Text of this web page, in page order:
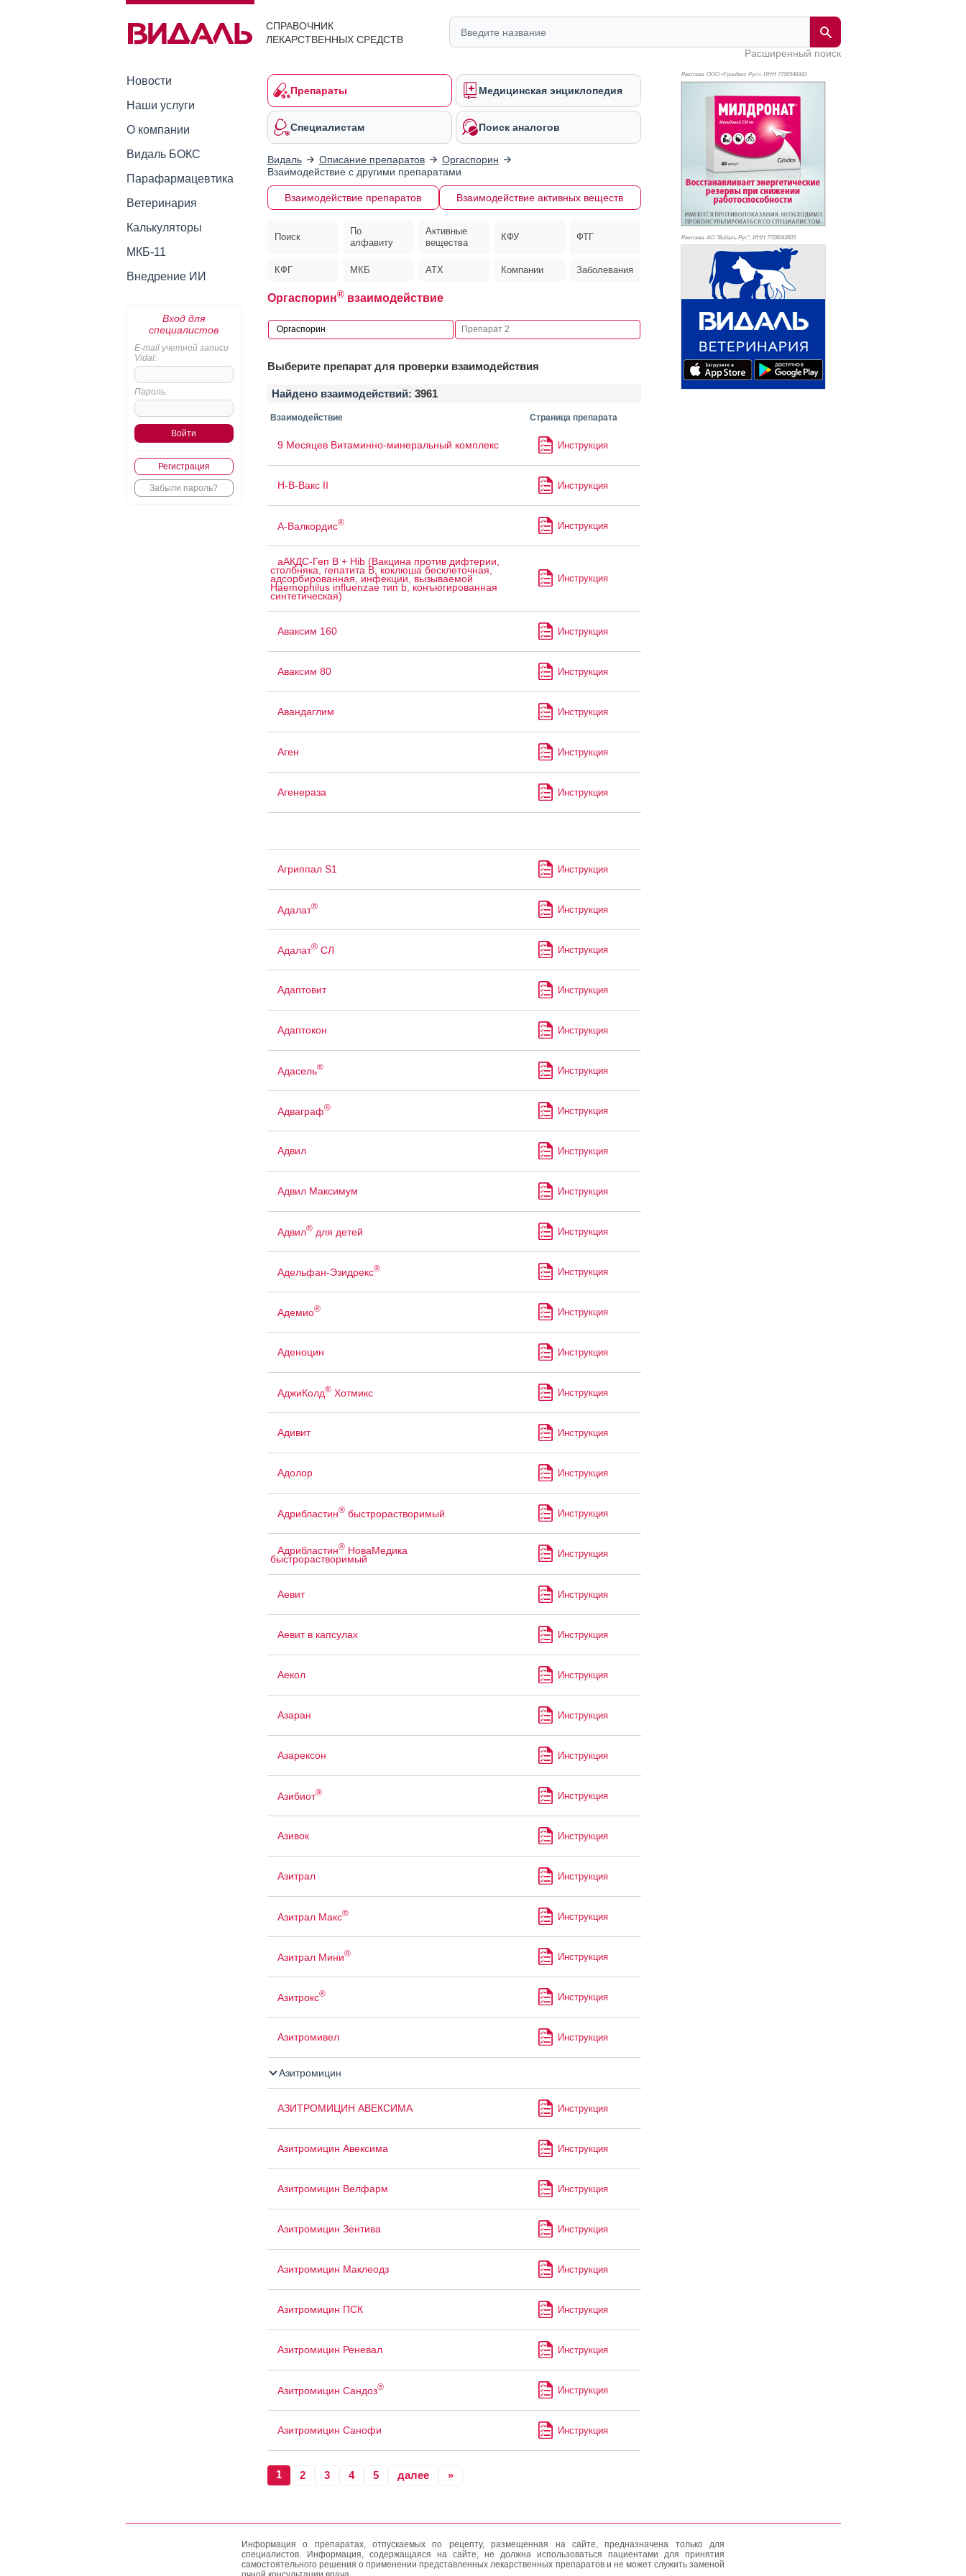
СПРАВОЧНИК
ЛЕКАРСТВЕННЫХ СРЕДСТВ
Расширенный поиск
Новости
Наши услуги
О компании
Видаль БОКС
Парафармацевтика
Ветеринария
Калькуляторы
МКБ-11
Внедрение ИИ
Вход для
специалистов
E-mail учетной записи
Vidal:
Пароль:
Регистрация
Забыли пароль?
Препараты Медицинская энциклопедия
Специалистам Поиск аналогов
Видаль Описание препаратов
Оргаспорин
Взаимодействие с другими препаратами
Взаимодействие препаратов Взаимодействие активных веществ
Поиск
По
алфавиту
Активные
вещества
КФУ ФТГ
КФГ МКБ АТХ Компании Заболевания
Оргаспорин®взаимодействие
Выберите препарат для проверки взаимодействия
Найдено взаимодействий: 3961
Взаимодействие Страница препарата
9 Месяцев Витаминно-минеральный комплекс Инструкция
H-B-Вакс II Инструкция
А-Валкордис® Инструкция
аАКДС-Геп B + Hib (Вакцина против дифтерии,
столбняка, гепатита B, коклюша бесклеточная,
адсорбированная, инфекции, вызываемой
Haemophilus influenzae тип b, конъюгированная
синтетическая)
Инструкция
Аваксим 160 Инструкция
Аваксим 80 Инструкция
Авандаглим Инструкция
Аген Инструкция
Агенераза Инструкция
Агриппал S1 Инструкция
Адалат® Инструкция
Адалат®СЛ Инструкция
Адаптовит Инструкция
Адаптокон Инструкция
Адасель® Инструкция
Адваграф® Инструкция
Адвил Инструкция
Адвил Максимум Инструкция
Адвил®для детей Инструкция
Адельфан-Эзидрекс® Инструкция
Адемио® Инструкция
Аденоцин Инструкция
АджиКолд®Хотмикс Инструкция
Адивит Инструкция
Адолор Инструкция
Адрибластин®быстрорастворимый Инструкция
Адрибластин®НоваМедика
быстрорастворимый Инструкция
Аевит Инструкция
Аевит в капсулах Инструкция
Аекол Инструкция
Азаран Инструкция
Азарексон Инструкция
Азибиот® Инструкция
Азивок Инструкция
Азитрал Инструкция
Азитрал Макс® Инструкция
Азитрал Мини® Инструкция
Азитрокс® Инструкция
Азитромивел Инструкция
Азитромицин
АЗИТРОМИЦИН АВЕКСИМА Инструкция
Азитромицин Авексима Инструкция
Азитромицин Велфарм Инструкция
Азитромицин Зентива Инструкция
Азитромицин Маклеодз Инструкция
Азитромицин ПСК Инструкция
Азитромицин Реневал Инструкция
Азитромицин Сандоз® Инструкция
Азитромицин Санофи Инструкция
1 2 3 4 5 далее »
Реклама. ООО «Гриндекс Рус», ИНН 7726548343
Реклама. АО "Видаль Рус", ИНН 7728043605
Информация о препаратах, отпускаемых по рецепту, размещенная на сайте, предназначена только для
специалистов. Информация, содержащаяся на сайте, не должна использоваться пациентами для принятия
самостоятельного решения о применении представленных лекарственных препаратов и не может служить заменой